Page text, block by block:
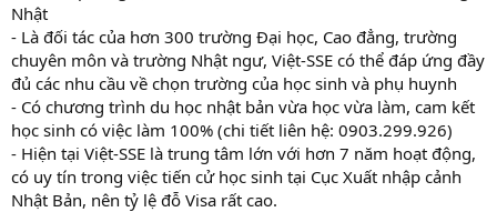
Nhật
- Là đối tác của hơn 300 trường Đại học, Cao đẳng, trường
chuyên môn và trường Nhật ngư, Việt-SSE có thể đáp ứng đầy
đủ các nhu cầu về chọn trường của học sinh và phụ huynh
- Có chương trình du học nhật bản vừa học vừa làm, cam kết
học sinh có việc làm 100% (chi tiết liên hệ: 0903.299.926)
- Hiện tại Việt-SSE là trung tâm lớn với hơn 7 năm hoạt động,
có uy tín trong việc tiến cử học sinh tại Cục Xuất nhập cảnh
Nhật Bản, nên tỷ lệ đỗ Visa rất cao.